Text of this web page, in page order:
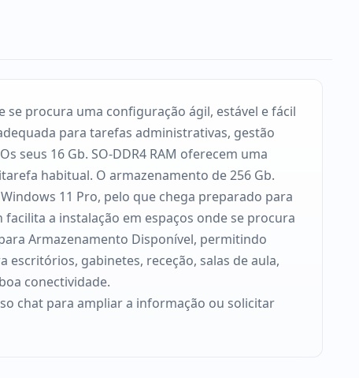
procura uma configuração ágil, estável e fácil
para tarefas administrativas, gestão
seus 16 Gb. SO-DDR4 RAM oferecem uma
habitual. O armazenamento de 256 Gb.
11 Pro, pelo que chega preparado para
a instalação em espaços onde se procura
Armazenamento Disponível, permitindo
gabinetes, receção, salas de aula,
conectividade.
chat para ampliar a informação ou solicitar